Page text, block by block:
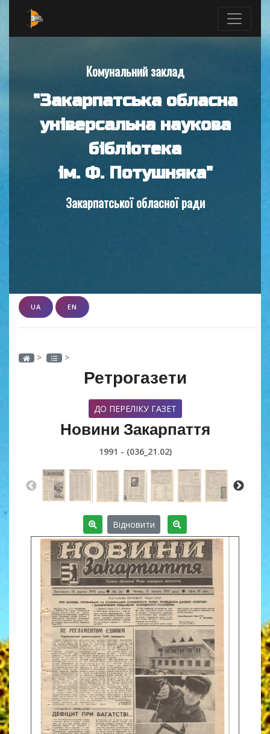
Комунальний заклад
"Закарпатська обласна
універсальна наукова
бібліотека
ім. Ф. Потушняка"
Закарпатської обласної ради
UA EN
> >
Ретрогазети
ДО ПЕРЕЛІКУ ГАЗЕТ
Новини Закарпаття
1991 - (036_21.02)
Відновити